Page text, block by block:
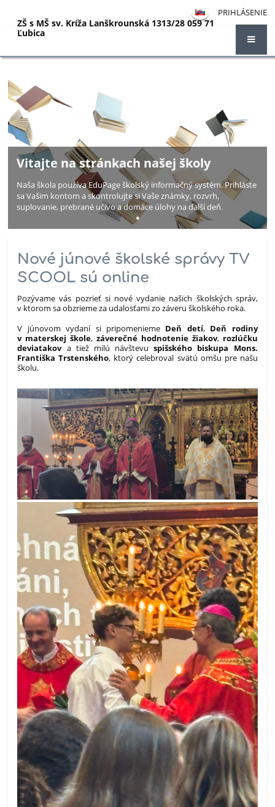
PRIHLÁSENIE
ZŠ s MŠ sv. Kríža Lanškrounská 1313/28 059 71
Ľubica
Hlavná
stránka
Vitajte na stránkach našej školy
Naša škola používa EduPage školský informačný systém. Prihláste
sa Vašim kontom a skontrolujte si Vaše známky, rozvrh,
suplovanie, prebrané učivo a domáce úlohy na ďalší deň.
Nové júnové školské správy TV
SCOOL sú online
Pozývame vás pozrieť si nové vydanie našich školských správ,
v ktorom sa obzrieme za udalosťami zo záveru školského roka.
V júnovom vydaní si pripomenieme Deň detí, Deň rodiny
v materskej škole, záverečné hodnotenie žiakov, rozlúčku
deviatakova tiež milú návštevuspišského biskupa Mons.
Františka Trstenského, ktorý celebroval svätú omšu pre našu
školu.